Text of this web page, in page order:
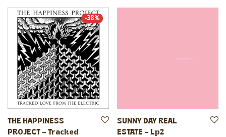
-38%
THE HAPPINESS
PROJECT – Tracked
SUNNY DAY REAL
ESTATE – Lp2